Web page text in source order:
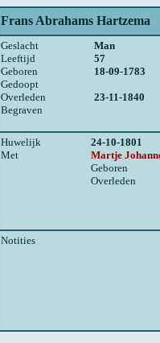
Frans Abrahams Hartzema
Geslacht
Man
Leeftijd
57
Geboren
18-09-1783
Gedoopt
Overleden
23-11-1840
Begraven
Huwelijk 24-10-1801
Met
Martje
Geboren
Overleden
Notities